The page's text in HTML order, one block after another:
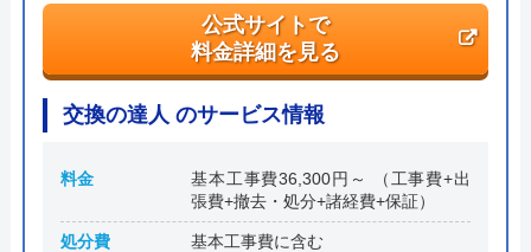
公式サイトで
料金詳細を見る
交換の達人 のサービス情報
料金
基本工事費36,300円～ （工事費+出
張費+撤去・処分+諸経費+保証）
処分費 基本工事費に含む